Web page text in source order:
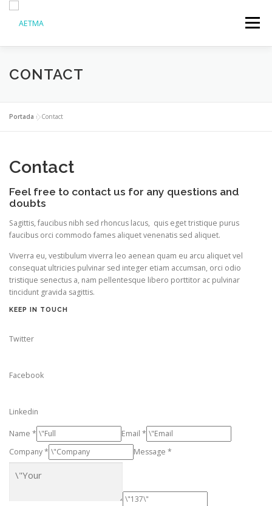
Menú
ASOCIADOS
NOTICIAS
CONTACT
Portada »Contact
Contact
Feel free to contact us for any questions and
doubts​
Sagittis, faucibus nibh sed rhoncus lacus, quis eget tristique purus
faucibus orci commodo fames aliquet venenatis sed aliquet.
Viverra eu, vestibulum viverra leo aenean quam eu arcu aliquet vel
consequat ultricies pulvinar sed integer etiam accumsan, orci odio
tristique senectus a, nam pellentesque libero porttitor ac pulvinar
tincidunt gravida sagittis.
KEEP IN TOUCH
Twitter
Facebook
Linkedin
Name *
Email *
Company *
Message *